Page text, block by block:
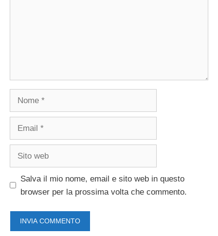
Salva il mio nome, email e sito web in questo
browser per la prossima volta che commento.